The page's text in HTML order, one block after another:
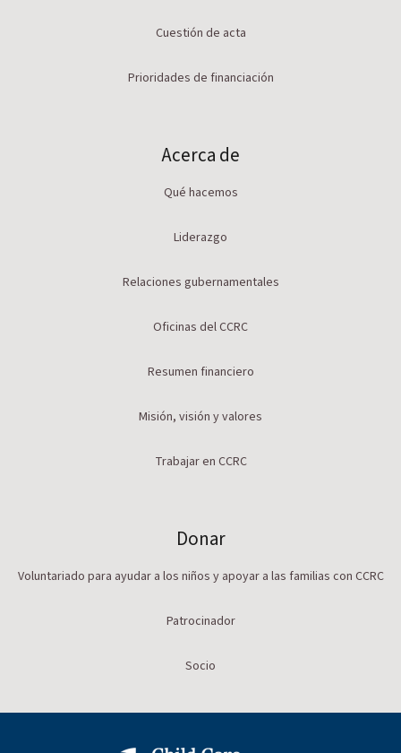
Cuestión de acta
Prioridades de financiación
Acerca de
Qué hacemos
Liderazgo
Relaciones gubernamentales
Oficinas del CCRC
Resumen financiero
Misión, visión y valores
Trabajar en CCRC
Donar
Voluntariado para ayudar a los niños y apoyar a las familias con CCRC
Patrocinador
Socio